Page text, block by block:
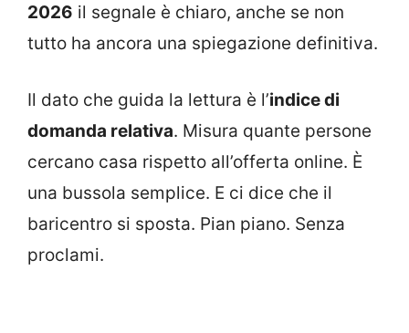
2026 il segnale è chiaro, anche se non
tutto ha ancora una spiegazione definitiva.
Il dato che guida la lettura è l’indice di
domanda relativa. Misura quante persone
cercano casa rispetto all’offerta online. È
una bussola semplice. E ci dice che il
baricentro si sposta. Pian piano. Senza
proclami.